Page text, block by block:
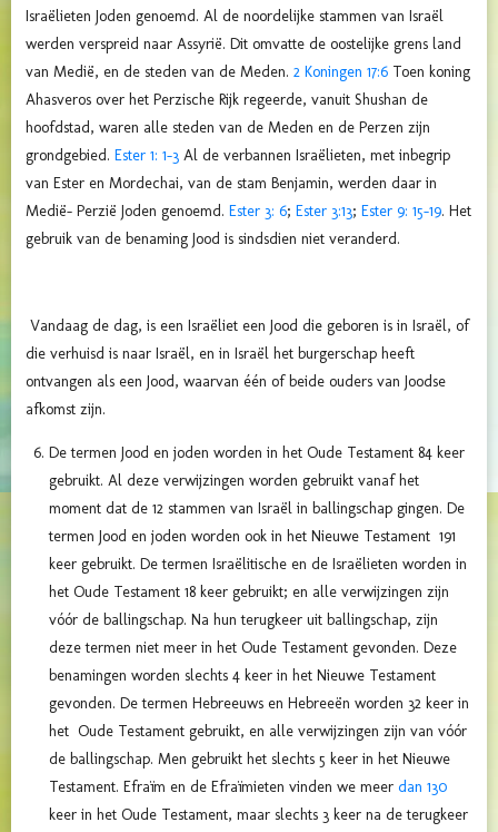
Israëlieten Joden genoemd. Al de noordelijke stammen van Israël
werden verspreid naar Assyrië. Dit omvatte de oostelijke grens land
van Medië, en de steden van de Meden. 2 Koningen 17:6 Toen koning
Ahasveros over het Perzische Rijk regeerde, vanuit Shushan de
hoofdstad, waren alle steden van de Meden en de Perzen zijn
grondgebied. Ester 1: 1-3 Al de verbannen Israëlieten, met inbegrip
van Ester en Mordechai, van de stam Benjamin, werden daar in
Medië- Perzië Joden genoemd. Ester 3: 6; Ester 3:13; Ester 9: 15-19. Het
gebruik van de benaming Jood is sindsdien niet veranderd.
Vandaag de dag, is een Israëliet een Jood die geboren is in Israël, of
die verhuisd is naar Israël, en in Israël het burgerschap heeft
ontvangen als een Jood, waarvan één of beide ouders van Joodse
afkomst zijn.
De termen Jood en joden worden in het Oude Testament 84 keer
gebruikt. Al deze verwijzingen worden gebruikt vanaf het
moment dat de 12 stammen van Israël in ballingschap gingen. De
termen Jood en joden worden ook in het Nieuwe Testament 191
keer gebruikt. De termen Israëlitische en de Israëlieten worden in
het Oude Testament 18 keer gebruikt; en alle verwijzingen zijn
vóór de ballingschap. Na hun terugkeer uit ballingschap, zijn
deze termen niet meer in het Oude Testament gevonden. Deze
benamingen worden slechts 4 keer in het Nieuwe Testament
gevonden. De termen Hebreeuws en Hebreeën worden 32 keer in
het Oude Testament gebruikt, en alle verwijzingen zijn van vóór
de ballingschap. Men gebruikt het slechts 5 keer in het Nieuwe
Testament. Efraïm en de Efraïmieten vinden we meer dan 130
keer in het Oude Testament, maar slechts 3 keer na de terugkeer